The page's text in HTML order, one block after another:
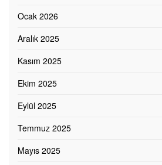
Ocak 2026
Aralık 2025
Kasım 2025
Ekim 2025
Eylül 2025
Temmuz 2025
Mayıs 2025